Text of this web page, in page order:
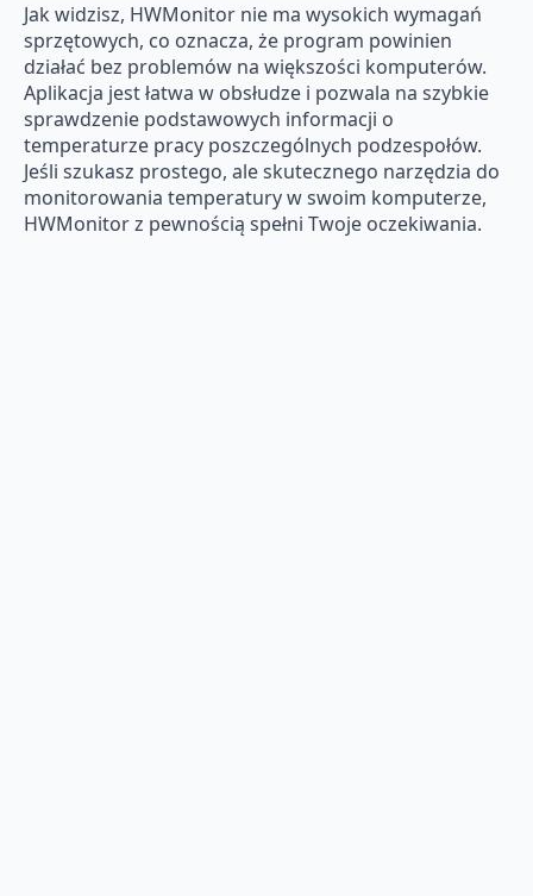
Jak widzisz, HWMonitor nie ma wysokich wymagań
sprzętowych, co oznacza, że program powinien
działać bez problemów na większości komputerów.
Aplikacja jest łatwa w obsłudze i pozwala na szybkie
sprawdzenie podstawowych informacji o
temperaturze pracy poszczególnych podzespołów.
Jeśli szukasz prostego, ale skutecznego narzędzia do
monitorowania temperatury w swoim komputerze,
HWMonitor z pewnością spełni Twoje oczekiwania.